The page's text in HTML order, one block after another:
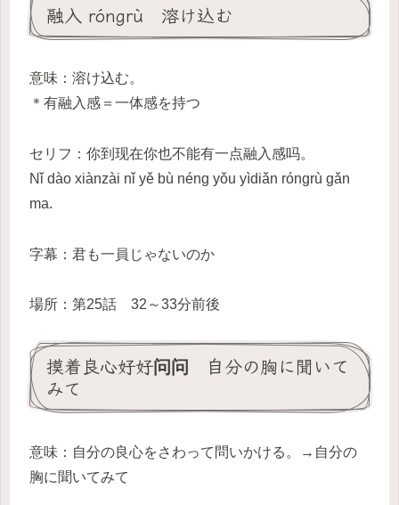
融入 róngrù 溶け込む
意味：溶け込む。
＊有融入感＝一体感を持つ
セリフ：你到现在你也不能有一点融入感吗。
Nǐ dào xiànzài nǐ yě bù néng yǒu yìdiǎn róngrù gǎn
ma.
字幕：君も一員じゃないのか
場所：第25話 32～33分前後
摸着良心好好问问 自分の胸に聞いて
みて
意味：自分の良心をさわって問いかける。→自分の
胸に聞いてみて